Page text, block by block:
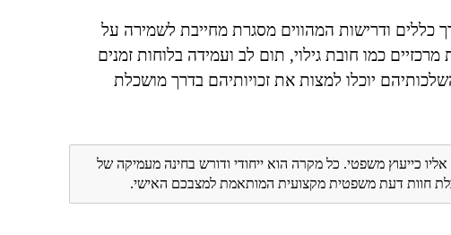
כללים ודרישות המהווים מסגרת מחייבת לשמירה על
כמו חובת גילוי, תום לב ועמידה בלוחות זמנים
יוכלו למצות את זכויותיהם בדרך מושכלת
כייעוץ משפטי. כל מקרה הוא ייחודי ודורש בחינה מעמיקה של
חוות דעת משפטית מקצועית המותאמת למצבכם האישי.